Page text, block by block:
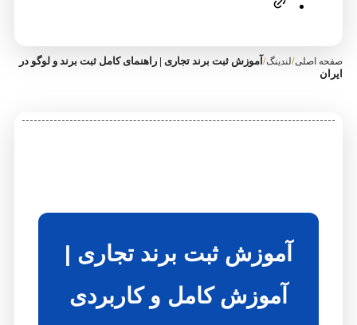
صفحه اصلی/لندینگ/ آموزش ثبت برند تجاری | راهنمای کامل ثبت برند و لوگو در
ایران
آموزش ثبت برند تجاری |
آموزش کامل و کاربردی